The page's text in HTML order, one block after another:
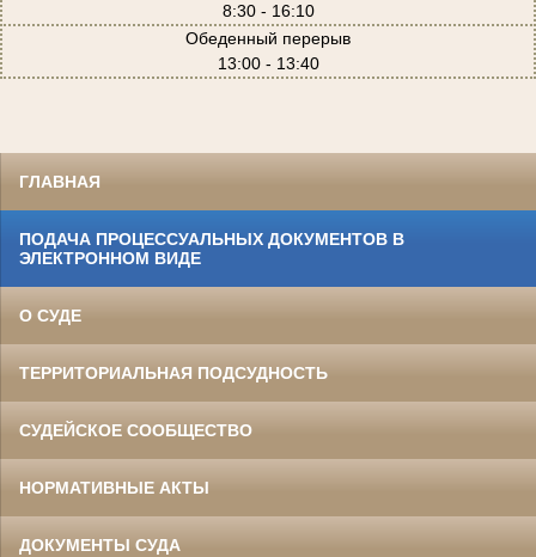
8:30 - 16:10
Обеденный перерыв
13:00 - 13:40
ГЛАВНАЯ
ПОДАЧА ПРОЦЕССУАЛЬНЫХ ДОКУМЕНТОВ В
ЭЛЕКТРОННОМ ВИДЕ
О СУДЕ
ТЕРРИТОРИАЛЬНАЯ ПОДСУДНОСТЬ
СУДЕЙСКОЕ СООБЩЕСТВО
НОРМАТИВНЫЕ АКТЫ
ДОКУМЕНТЫ СУДА